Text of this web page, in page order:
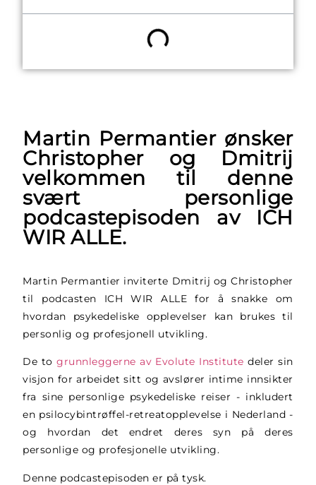
Martin Permantier ønsker
Christopher og Dmitrij
velkommen til denne
svært personlige
podcastepisoden av ICH
WIR ALLE.
Martin Permantier inviterte Dmitrij og Christopher
til podcasten ICH WIR ALLE for å snakke om
hvordan psykedeliske opplevelser kan brukes til
personlig og profesjonell utvikling.
De togrunnleggerne av Evolute Institute deler sin
visjon for arbeidet sitt og avslører intime innsikter
fra sine personlige psykedeliske reiser - inkludert
en psilocybintrøffel-retreatopplevelse i Nederland -
og hvordan det endret deres syn på deres
personlige og profesjonelle utvikling.
Denne podcastepisoden er på tysk.